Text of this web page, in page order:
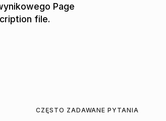
Page
file.
CZĘSTO ZADAWANE PYTANIA